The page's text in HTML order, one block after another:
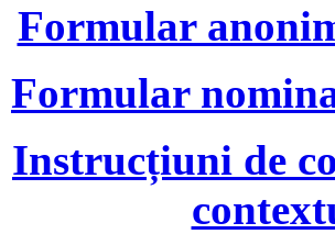
Formular
Formular
Instrucțiuni de